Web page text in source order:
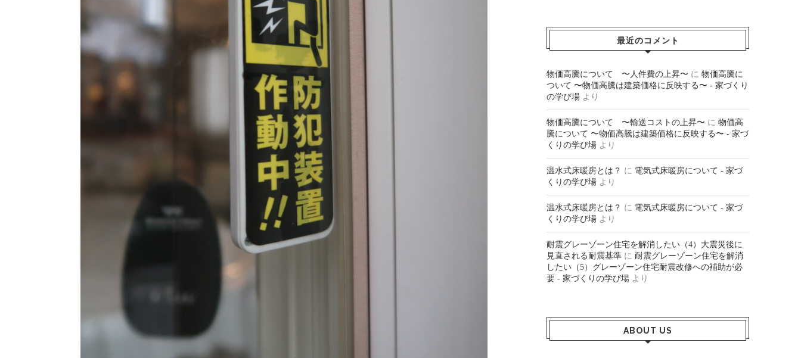
最近のコメント
物価高騰について 〜人件費の上昇〜 に 物価高騰に
ついて 〜物価高騰は建築価格に反映する〜 - 家づくり
の学び場 より
物価高騰について 〜輸送コストの上昇〜 に 物価高
騰について 〜物価高騰は建築価格に反映する〜 - 家づ
くりの学び場 より
温水式床暖房とは？ に 電気式床暖房について - 家づ
くりの学び場 より
温水式床暖房とは？ に 電気式床暖房について - 家づ
くりの学び場 より
耐震グレーゾーン住宅を解消したい（4）大震災後に
見直される耐震基準 に 耐震グレーゾーン住宅を解消
したい（5）グレーゾーン住宅耐震改修への補助が必
要 - 家づくりの学び場 より
ABOUT US